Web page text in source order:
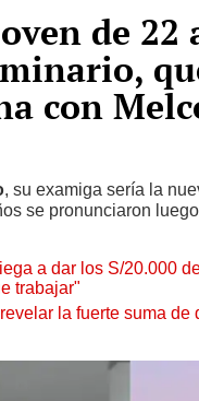
de 22
con
, su examiga sería la
se pronunciaron
a dar los S/20.000
trabajar"
la fuerte suma